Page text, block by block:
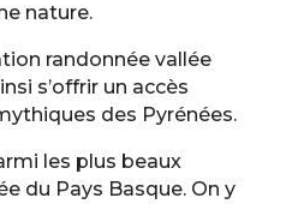
nature.
randonnée vallée
s’offrir un accès
des Pyrénées.
les plus beaux
du Pays Basque. On y